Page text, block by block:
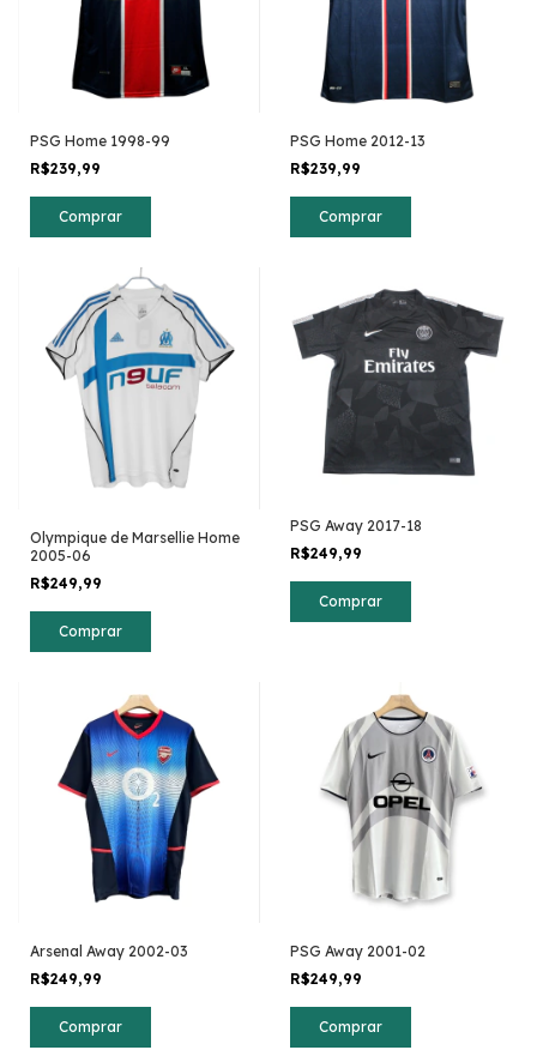
PSG Home 1998-99
R$239,99
Comprar
PSG Home 2012-13
R$239,99
Comprar
Olympique de Marsellie Home
2005-06
R$249,99
Comprar
PSG Away 2017-18
R$249,99
Comprar
Arsenal Away 2002-03
R$249,99
Comprar
PSG Away 2001-02
R$249,99
Comprar